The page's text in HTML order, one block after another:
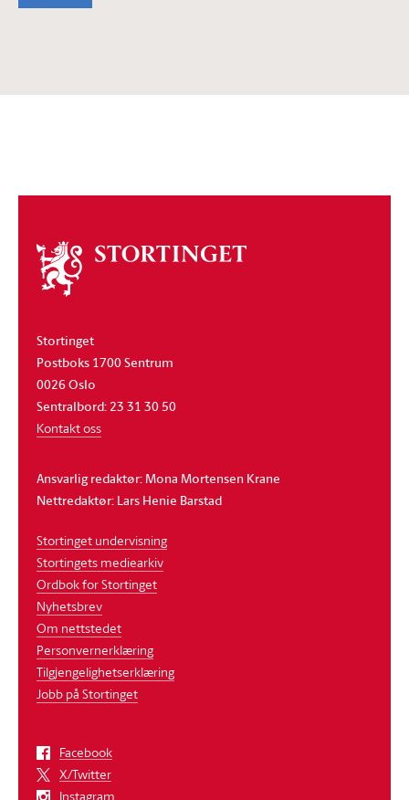
Om
stortinget
Stortinget
Postboks 1700 Sentrum
0026 Oslo
Sentralbord: 23 31 30 50
Kontakt oss
Ansvarlig redaktør: Mona Mortensen Krane
Nettredaktør: Lars Henie Barstad
Stortinget undervisning
Stortingets mediearkiv
Ordbok for Stortinget
Nyhetsbrev
Om nettstedet
Personvernerklæring
Tilgjengelighetserklæring
Jobb på Stortinget
Facebook
X/Twitter
Instagram